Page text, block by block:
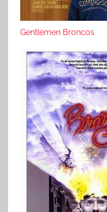
Gentlemen Broncos